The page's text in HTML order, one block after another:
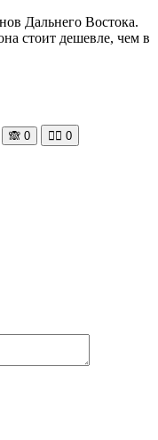
Дальнего Востока.
стоит дешевле, чем в
🙈 0 🧘‍♀️ 0